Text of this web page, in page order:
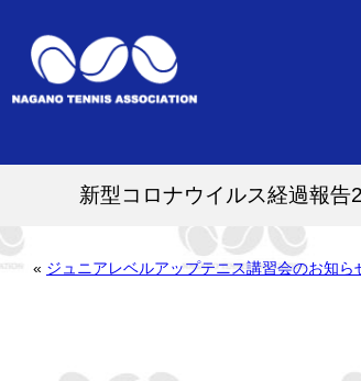
新型コロナウイルス経過報告
« ジュニアレベルアップテニス講習会のお知ら